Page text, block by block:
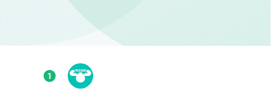
Direct to Consumer Brands (DTC)
1